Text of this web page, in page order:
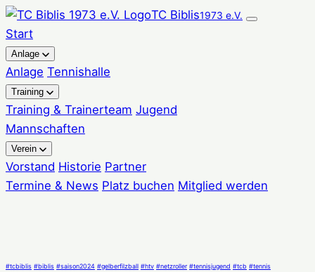
Zum
Inhalt
springen
TC Biblis1973 e.V.
Start
Anlage
Anlage Tennishalle
Training
Training & Trainerteam Jugend
Mannschaften
Verein
Vorstand Historie Partner
Termine & News Platz buchen Mitglied werden
#tcbiblis #biblis #saison2024 #gelberfilzball #htv #netzroller #tennisjugend #tcb #tennis